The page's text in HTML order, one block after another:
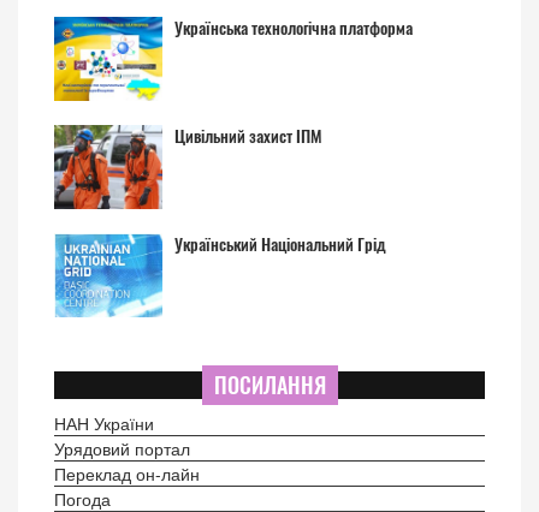
Українська технологічна платформа
Цивільний захист ІПМ
Український Національний Грід
ПОСИЛАННЯ
НАН України
Урядовий портал
Переклад он-лайн
Погода